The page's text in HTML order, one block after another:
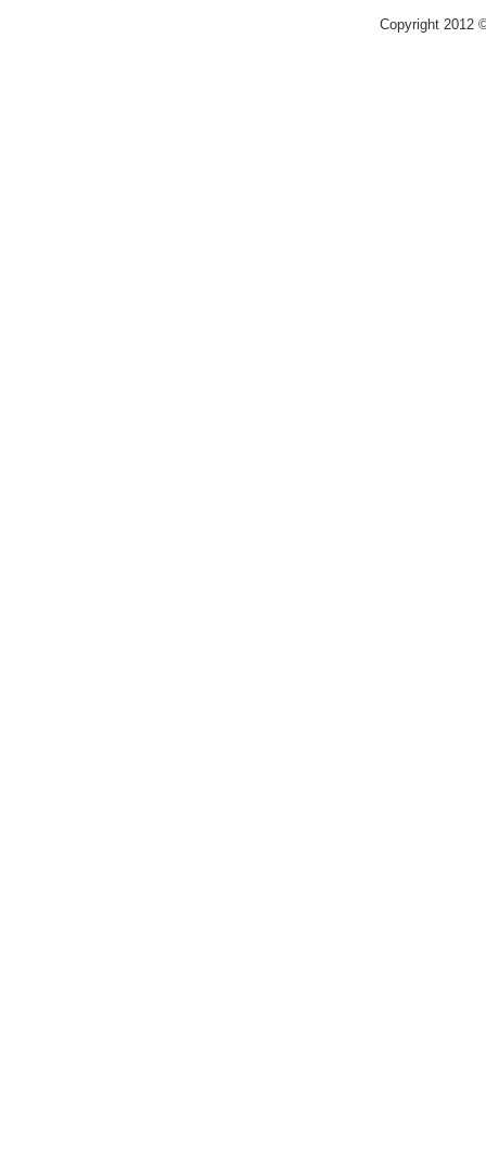
Copyright 2012